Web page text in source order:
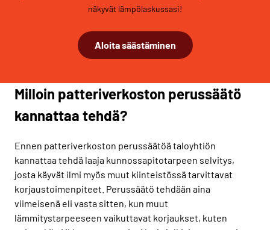
näkyvät lämpölaskussasi!
Aloita säästäminen
Milloin patteriverkoston perussäätö
kannattaa tehdä?
Ennen patteriverkoston perussäätöä taloyhtiön
kannattaa tehdä laaja kunnossapitotarpeen selvitys,
josta käyvät ilmi myös muut kiinteistössä tarvittavat
korjaustoimenpiteet. Perussäätö tehdään aina
viimeisenä eli vasta sitten, kun muut
lämmitystarpeeseen vaikuttavat korjaukset, kuten